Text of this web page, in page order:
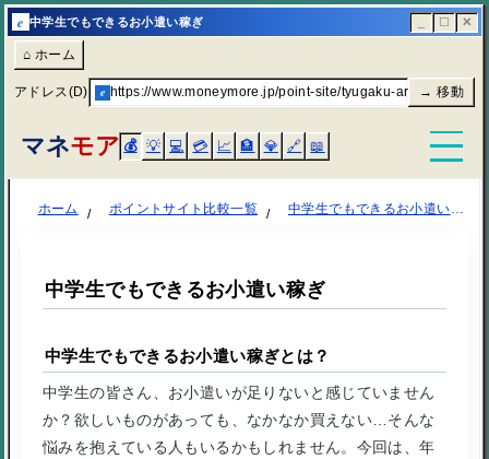
e 中学生でもできるお小遣い稼ぎ ☐ ✕
⌂ ホーム
アドレス(D) e https://www.moneymore.jp/point-site/tyugaku-arbeit/→ 移動
マネモア 💰 💡 💻 💳 📈 🏦 💎 🔗 📖
ホーム ポイントサイト比較一覧 中学生でもできるお小遣い稼ぎ
中学生でもできるお小遣い稼ぎ
中学生でもできるお小遣い稼ぎとは？
中学生の皆さん、お小遣いが足りないと感じていません
か？欲しいものがあっても、なかなか買えない…そんな
悩みを抱えている人もいるかもしれません。今回は、年